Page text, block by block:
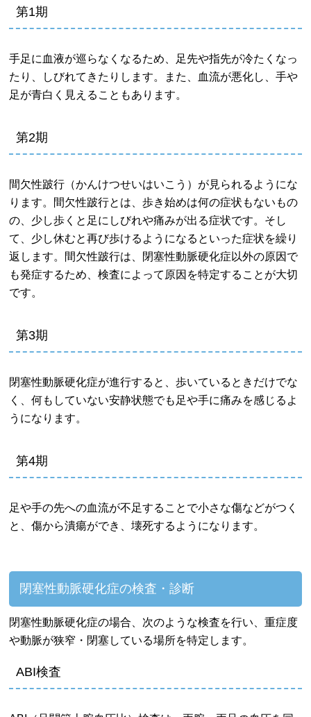
第1期
手足に血液が巡らなくなるため、足先や指先が冷たくなっ
たり、しびれてきたりします。また、血流が悪化し、手や
足が青白く見えることもあります。
第2期
間欠性跛行（かんけつせいはいこう）が見られるようにな
ります。間欠性跛行とは、歩き始めは何の症状もないもの
の、少し歩くと足にしびれや痛みが出る症状です。そし
て、少し休むと再び歩けるようになるといった症状を繰り
返します。間欠性跛行は、閉塞性動脈硬化症以外の原因で
も発症するため、検査によって原因を特定することが大切
です。
第3期
閉塞性動脈硬化症が進行すると、歩いているときだけでな
く、何もしていない安静状態でも足や手に痛みを感じるよ
うになります。
第4期
足や手の先への血流が不足することで小さな傷などがつく
と、傷から潰瘍ができ、壊死するようになります。
閉塞性動脈硬化症の検査・診断
閉塞性動脈硬化症の場合、次のような検査を行い、重症度
や動脈が狭窄・閉塞している場所を特定します。
ABI検査